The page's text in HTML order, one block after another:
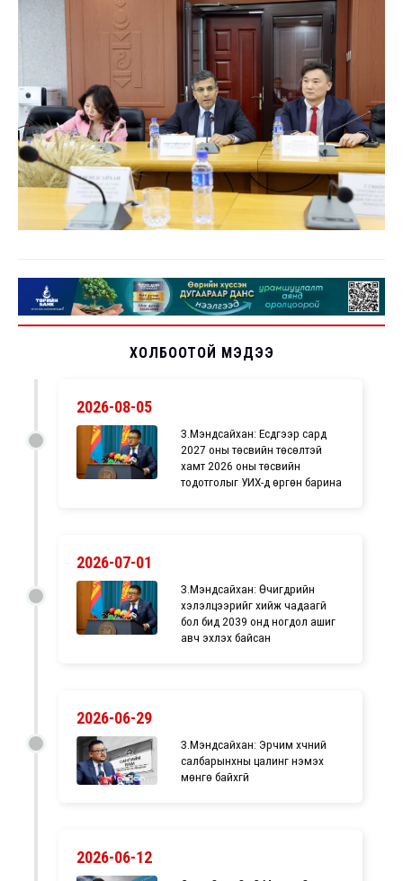
ХОЛБООТОЙ МЭДЭЭ
2026-08-05
З.Мэндсайхан: Есдүгээр сард
2027 оны төсвийн төсөлтэй
хамт 2026 оны төсвийн
тодотголыг УИХ-д өргөн барина
2026-07-01
З.Мэндсайхан: Өчигдрийн
хэлэлцээрийг хийж чадаагүй
бол бид 2039 онд ногдол ашиг
авч эхлэх байсан
2026-06-29
З.Мэндсайхан: Эрчим хүчний
салбарынхны цалинг нэмэх
мөнгө байхгүй
2026-06-12